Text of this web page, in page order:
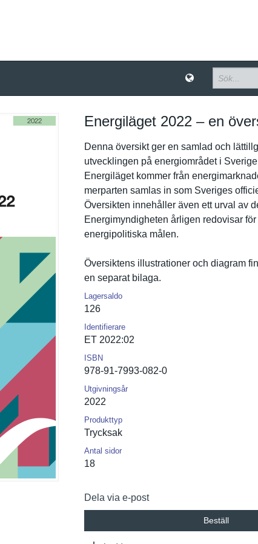
Energiläget 2022 – en
Denna översikt ger en samlad och
utveckling­en på energiområ­det i
Energiläge­t kommer från
merparten samlas in som Sveriges
Översikten innehåller även ett urval av
Energimynd­igheten årligen redovisar
energipoli­tiska målen.
Översikten­s illustrati­oner och diagram
en separat bilaga.
Lagersaldo
126
Identifierare
ET 2022:02
ISBN
978-91-7993-082-0
Utgivningsår
2022
Produkttyp
Trycksak
Antal sidor
18
Dela via e-post
Beställ